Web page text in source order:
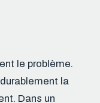
le problème.
la
Dans un